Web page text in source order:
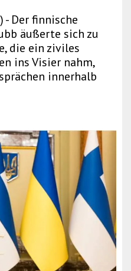
- Der finnische
äußerte sich zu
die ein ziviles
ins Visier nahm,
innerhalb